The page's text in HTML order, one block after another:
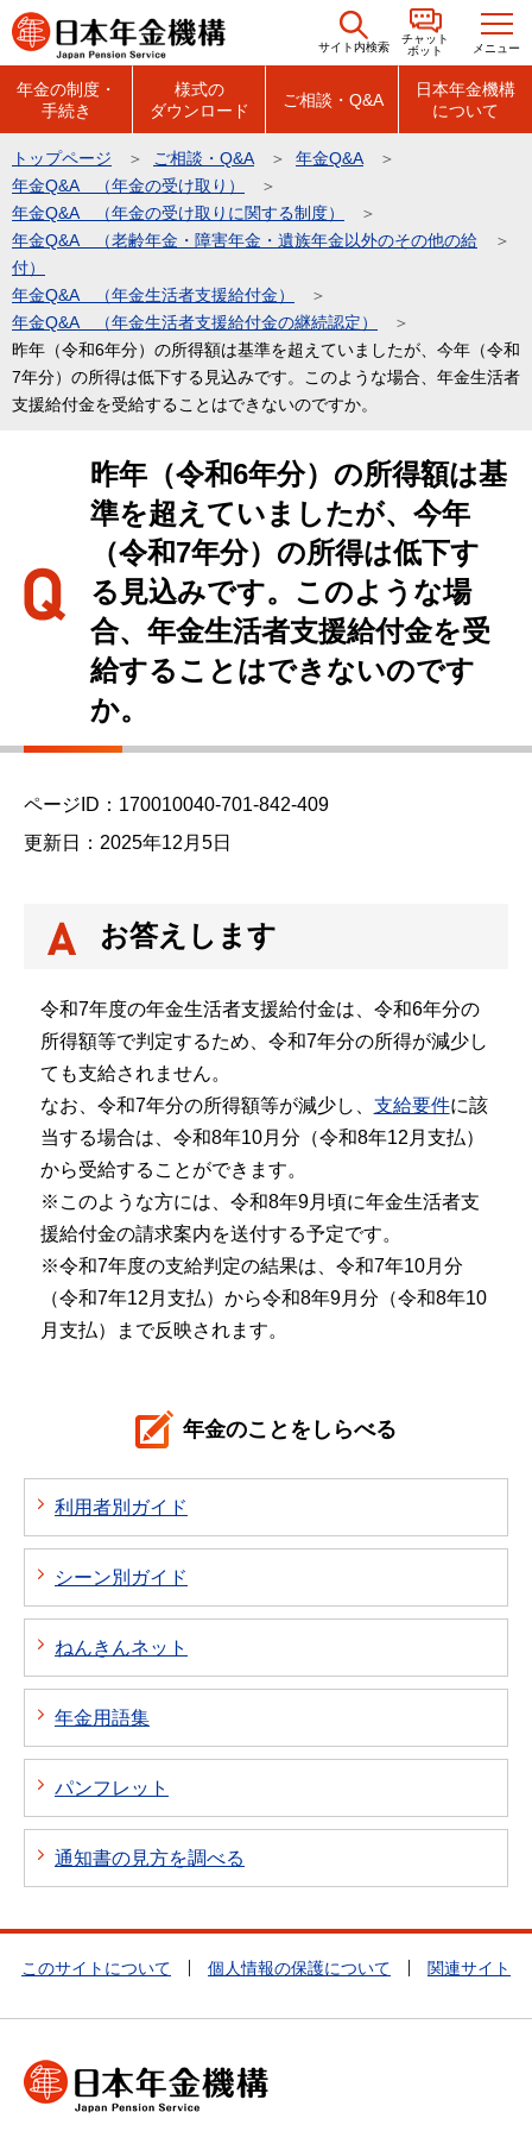
こ
の
の
先
頭
で
す
サイト内検索
チャット
ボット
メニュー
年金の制度・
手続き
様式の
ダウンロード
ご相談・Q&A
日本年金機構
について
トップページ ご相談・Q&A
年金Q&A
年金Q&A （年金の受け取り）
年金Q&A （年金の受け取りに関する制度）
年金Q&A （老齢年金・障害年金・遺族年金以外のその他の給
付）
年金Q&A （年金生活者支援給付金）
年金Q&A （年金生活者支援給付金の継続認定）
昨年（令和6年分）の所得額は基準を超えていましたが、今年（令和
7年分）の所得は低下する見込みです。このような場合、年金生活者
支援給付金を受給することはできないのですか。
昨年（令和6年分）の所得額は基
準を超えていましたが、今年
（令和7年分）の所得は低下す
る見込みです。このような場
合、年金生活者支援給付金を受
給することはできないのです
か。
ページID：170010040-701-842-409
更新日：2025年12月5日
お答えします
令和7年度の年金生活者支援給付金は、令和6年分の
所得額等で判定するため、令和7年分の所得が減少し
ても支給されません。
なお、令和7年分の所得額等が減少し、 支給要件に該
当する場合は、令和8年10月分（令和8年12月支払）
から受給することができます。
※このような方には、令和8年9月頃に年金生活者支
援給付金の請求案内を送付する予定です。
※令和7年度の支給判定の結果は、令和7年10月分
（令和7年12月支払）から令和8年9月分（令和8年10
月支払）まで反映されます。
年金のことをしらべる
利用者別ガイド
シーン別ガイド
ねんきんネット
年金用語集
パンフレット
通知書の見方を調べる
このサイトについて 個人情報の保護について 関連サイト